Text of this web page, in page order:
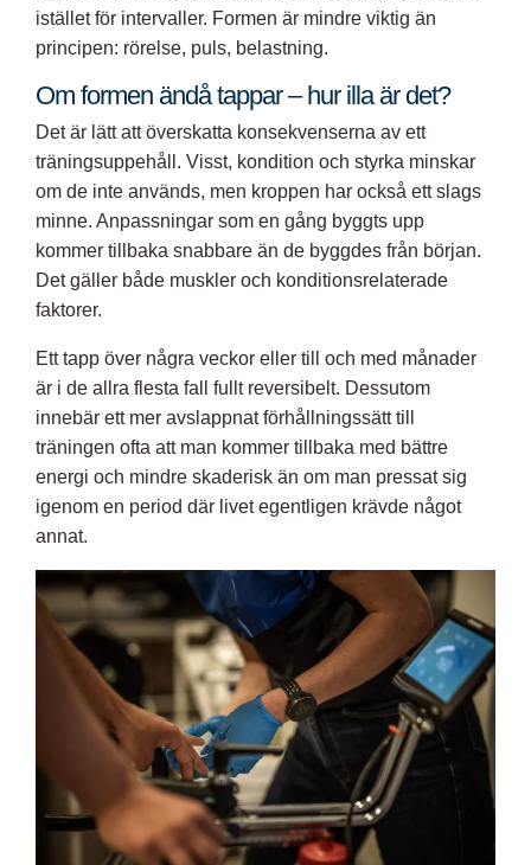
istället för intervaller. Formen är mindre viktig än
principen: rörelse, puls, belastning.
Om formen ändå tappar – hur illa är det?
Det är lätt att överskatta konsekvenserna av ett
träningsuppehåll. Visst, kondition och styrka minskar
om de inte används, men kroppen har också ett slags
minne. Anpassningar som en gång byggts upp
kommer tillbaka snabbare än de byggdes från början.
Det gäller både muskler och konditionsrelaterade
faktorer.
Ett tapp över några veckor eller till och med månader
är i de allra flesta fall fullt reversibelt. Dessutom
innebär ett mer avslappnat förhållningssätt till
träningen ofta att man kommer tillbaka med bättre
energi och mindre skaderisk än om man pressat sig
igenom en period där livet egentligen krävde något
annat.